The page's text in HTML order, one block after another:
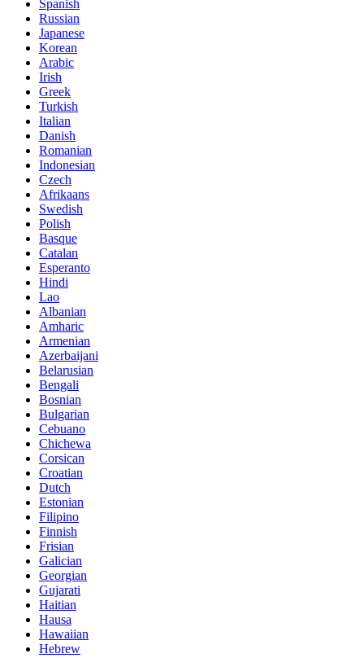
Spanish
Russian
Japanese
Korean
Arabic
Irish
Greek
Turkish
Italian
Danish
Romanian
Indonesian
Czech
Afrikaans
Swedish
Polish
Basque
Catalan
Esperanto
Hindi
Lao
Albanian
Amharic
Armenian
Azerbaijani
Belarusian
Bengali
Bosnian
Bulgarian
Cebuano
Chichewa
Corsican
Croatian
Dutch
Estonian
Filipino
Finnish
Frisian
Galician
Georgian
Gujarati
Haitian
Hausa
Hawaiian
Hebrew